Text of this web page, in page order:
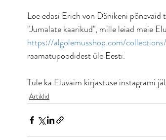
Loe edasi Erich von Dänikeni
"Jumalate kaarikud", mille leiad meie
https://algolemusshop.com/
raamatupoodidest üle Eesti.
Tule ka Eluvaim kirjastuse instagrami
Artiklid